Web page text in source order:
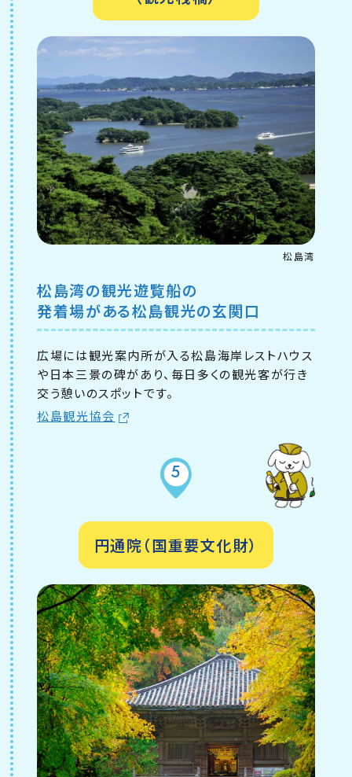
松島湾
松島湾の観光遊覧船の
発着場がある松島観光の玄関口
広場には観光案内所が入る松島海岸レストハウス
や日本三景の碑があり、毎日多くの観光客が行き
交う憩いのスポットです。
松島観光協会
5
円通院（国重要文化財）